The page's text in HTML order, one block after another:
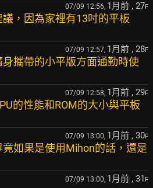
07/09 12:56, 1月前 , 27F
，因為家裡有13吋的平板
07/09 12:57, 1月前 , 28F
攜帶的小平版方面通勤時使
07/09 12:58, 1月前 , 29F
的性能和ROM的大小與平板
07/09 13:00, 1月前 , 30F
如果是使用Mihon的話，還是
07/09 13:00, 1月前 , 31 F